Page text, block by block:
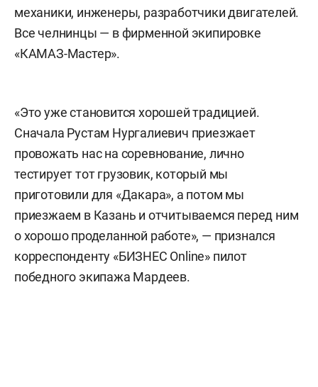
механики, инженеры, разработчики двигателей.
Все челнинцы — в фирменной экипировке
«КАМАЗ-Мастер».
«Это уже становится хорошей традицией.
Сначала Рустам Нургалиевич приезжает
провожать нас на соревнование, лично
тестирует тот грузовик, который мы
приготовили для «Дакара», а потом мы
приезжаем в Казань и отчитываемся перед ним
о хорошо проделанной работе», — признался
корреспонденту «БИЗНЕС Online» пилот
победного экипажа Мардеев.